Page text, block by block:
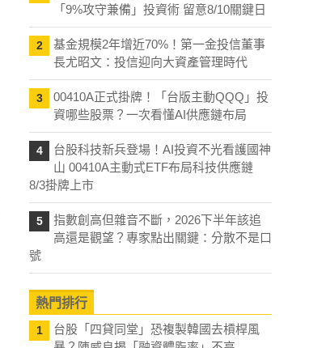
「9%攻守兼備」投資術 留意8/10關鍵日
2
基金規模2年增近70%！第一金投信董事
長尤昭文：投信迎向大資產管理時代
3
00410A正式掛牌！「台版主動QQQ」投
資哪些股票？一次看懂AI供應鏈布局
4
台股科技新兵登場！AI投資不光看護國神
山 00410A主動式ETF布局科技供應鏈
8/3掛牌上市
5
指數創高但雜音不斷，2026下半年該追
高還是觀望？專家點出關鍵：分散不是口
號
熱門排行
1
台股「四貸同堂」恐複製韓國去槓桿風